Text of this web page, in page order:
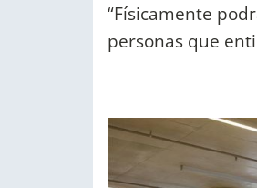
“Físicamente
personas que